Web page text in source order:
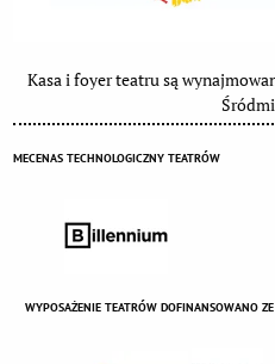
Kasa i foyer teatru są
MECENAS TECHNOLOGICZNY TEATRÓW
WYPOSAŻENIE TEATRÓW DOFINANSOWANO